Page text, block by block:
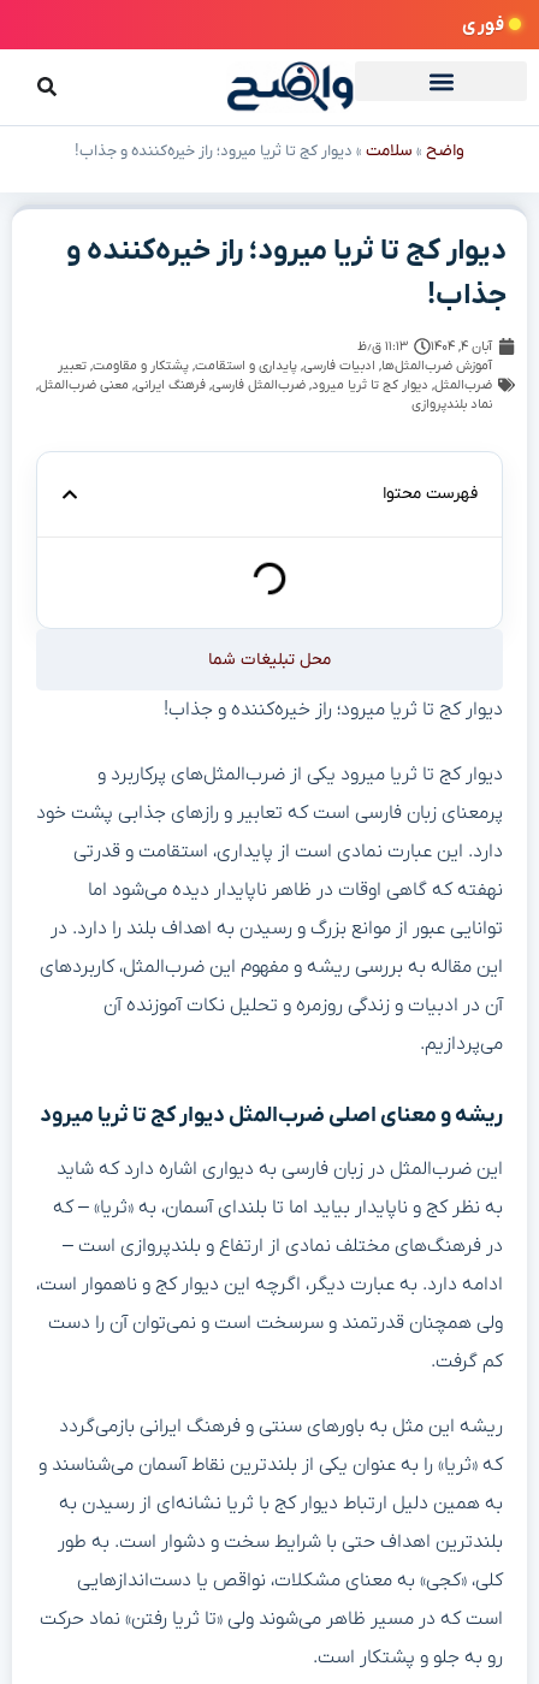
فوری
واضح » سلامت » دیوار کج تا ثریا میرود؛ راز خیره‌کننده و جذاب!
دیوار کج تا ثریا میرود؛ راز خیره‌کننده و
جذاب!
آبان ۴, ۱۴۰۴
۱۱:۱۳ ق٫ظ
آموزش ضرب‌المثل‌ها, ادبیات فارسی, پایداری و استقامت, پشتکار و مقاومت, تعبیر
ضرب‌المثل, دیوار کج تا ثریا میرود, ضرب‌المثل فارسی, فرهنگ ایرانی, معنی ضرب‌المثل,
نماد بلندپروازی
فهرست محتوا
محل تبلیغات شما
دیوار کج تا ثریا میرود؛ راز خیره‌کننده و جذاب!
دیوار کج تا ثریا میرود یکی از ضرب‌المثل‌های پرکاربرد و
پرمعنای زبان فارسی است که تعابیر و رازهای جذابی پشت خود
دارد. این عبارت نمادی است از پایداری، استقامت و قدرتی
نهفته که گاهی اوقات در ظاهر ناپایدار دیده می‌شود اما
توانایی عبور از موانع بزرگ و رسیدن به اهداف بلند را دارد. در
این مقاله به بررسی ریشه و مفهوم این ضرب‌المثل، کاربردهای
آن در ادبیات و زندگی روزمره و تحلیل نکات آموزنده آن
می‌پردازیم.
ریشه و معنای اصلی ضرب‌المثل دیوار کج تا ثریا میرود
این ضرب‌المثل در زبان فارسی به دیواری اشاره دارد که شاید
به نظر کج و ناپایدار بیاید اما تا بلندای آسمان، به «ثریا» – که
در فرهنگ‌های مختلف نمادی از ارتفاع و بلندپروازی است –
ادامه دارد. به عبارت دیگر، اگرچه این دیوار کج و ناهموار است،
ولی همچنان قدرتمند و سرسخت است و نمی‌توان آن را دست
کم گرفت.
ریشه این مثل به باورهای سنتی و فرهنگ ایرانی بازمی‌گردد
که «ثریا» را به عنوان یکی از بلندترین نقاط آسمان می‌شناسند و
به همین دلیل ارتباط دیوار کج با ثریا نشانه‌ای از رسیدن به
بلندترین اهداف حتی با شرایط سخت و دشوار است. به طور
کلی، «کجی» به معنای مشکلات، نواقص یا دست‌اندازهایی
است که در مسیر ظاهر می‌شوند ولی «تا ثریا رفتن» نماد حرکت
رو به جلو و پشتکار است.